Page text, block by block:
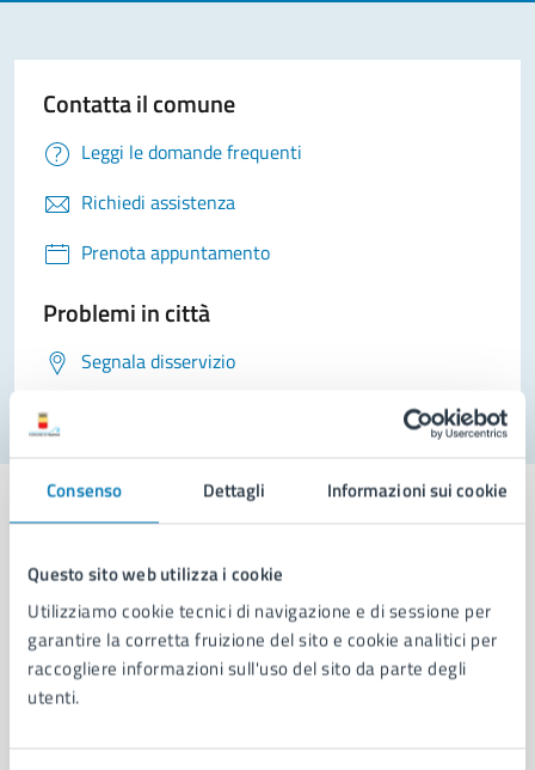
Consenso Dettagli Informazioni sui cookie
Questo sito web utilizza i cookie
Utilizziamo cookie tecnici di navigazione e di sessione per
garantire la corretta fruizione del sito e cookie analitici per
raccogliere informazioni sull'uso del sito da parte degli
utenti.
Contatta il comune
Leggi le domande frequenti
Richiedi assistenza
Prenota appuntamento
Problemi in città
Segnala disservizio
Comune di Napoli
AMMINISTRAZIONE
Aree amministrative